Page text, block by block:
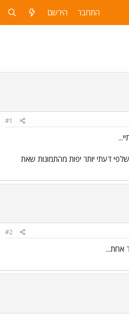
התחבר הירשם
#1
דעתי יותר יפות מהתמונות שאת
#2